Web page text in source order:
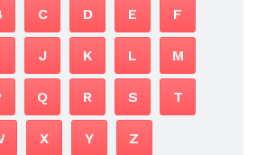
C D E F
J K L M
Q R S T
X Y Z